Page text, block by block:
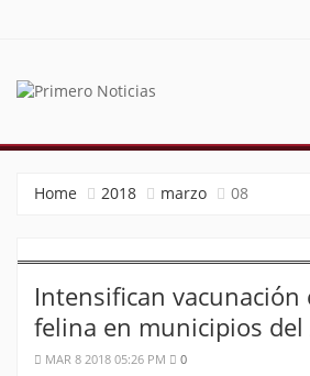
Home 2018 marzo 08
Intensifican vacunación
felina en municipios
MAR 8 2018 05:26 PM 0